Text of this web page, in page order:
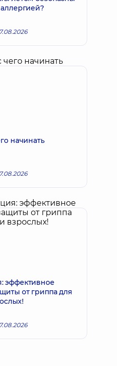
к врачу
врачу
начинать
эффективное
от гриппа для